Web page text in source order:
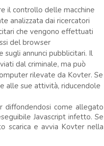
il controllo delle macchine
analizzata dai ricercatori
che vengono effettuati
del browser
annunci pubblicitari. Il
dal criminale, ma può
rilevate da Kovter. Se
alle sue attività, riducendole
diffondendosi come allegato
Javascript infetto. Se
scarica e avvia Kovter nella